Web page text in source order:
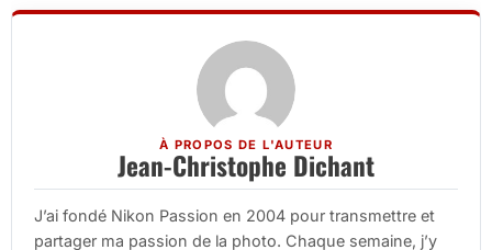
À PROPOS DE L'AUTEUR
Jean-Christophe Dichant
J’ai fondé Nikon Passion en 2004 pour transmettre et
partager ma passion de la photo. Chaque semaine, j’y